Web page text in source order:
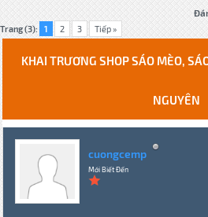
Trang (3): 1 2 3 Tiếp »
KHAI TRƯƠNG SHOP SÁO MÈO,
NGUYÊN
cuongcemp
Mới Biết Đến